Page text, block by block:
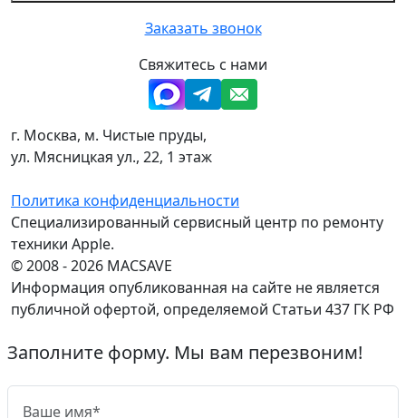
Заказать звонок
Свяжитесь с нами
г. Москва, м. Чистые пруды,
ул. Мясницкая ул., 22, 1 этаж
Политика конфиденциальности
Специализированный сервисный центр по ремонту
техники Apple.
© 2008 - 2026 MACSAVE
Информация опубликованная на сайте не является
публичной офертой, определяемой Статьи 437 ГК РФ
Заполните форму. Мы вам перезвоним!